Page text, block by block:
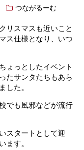
つながるーむ
リスマスも近いこと
ス仕様となり、いつ
ょっとしたイベント
たサンタたちもあら
した。
でも風邪などが流行
スタートとして迎
ます。